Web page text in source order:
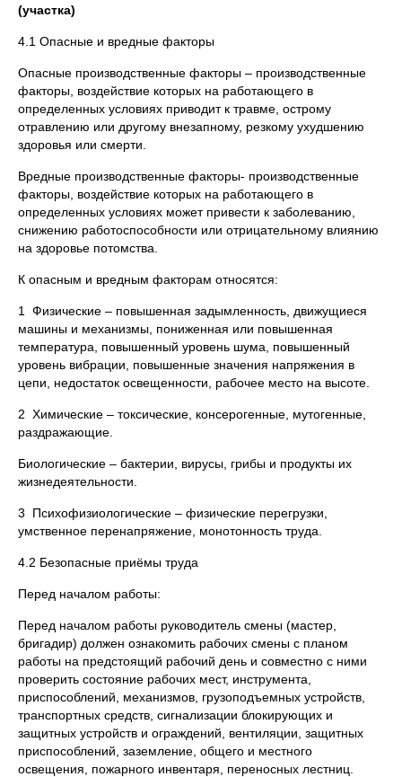
(участка)
4.1 Опасные и вредные факторы
Опасные производственные факторы – производственные
факторы, воздействие которых на работающего в
определенных условиях приводит к травме, острому
отравлению или другому внезапному, резкому ухудшению
здоровья или смерти.
Вредные производственные факторы- производственные
факторы, воздействие которых на работающего в
определенных условиях может привести к заболеванию,
снижению работоспособности или отрицательному влиянию
на здоровье потомства.
К опасным и вредным факторам относятся:
1 Физические – повышенная задымленность, движущиеся
машины и механизмы, пониженная или повышенная
температура, повышенный уровень шума, повышенный
уровень вибрации, повышенные значения напряжения в
цепи, недостаток освещенности, рабочее место на высоте.
2 Химические – токсические, консерогенные, мутогенные,
раздражающие.
Биологические – бактерии, вирусы, грибы и продукты их
жизнедеятельности.
3 Психофизиологические – физические перегрузки,
умственное перенапряжение, монотонность труда.
4.2 Безопасные приёмы труда
Перед началом работы:
Перед началом работы руководитель смены (мастер,
бригадир) должен ознакомить рабочих смены с планом
работы на предстоящий рабочий день и совместно с ними
проверить состояние рабочих мест, инструмента,
приспособлений, механизмов, грузоподъемных устройств,
транспортных средств, сигнализации блокирующих и
защитных устройств и ограждений, вентиляции, защитных
приспособлений, заземление, общего и местного
освещения, пожарного инвентаря, переносных лестниц.